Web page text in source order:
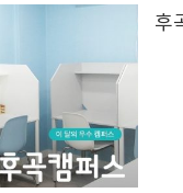
후